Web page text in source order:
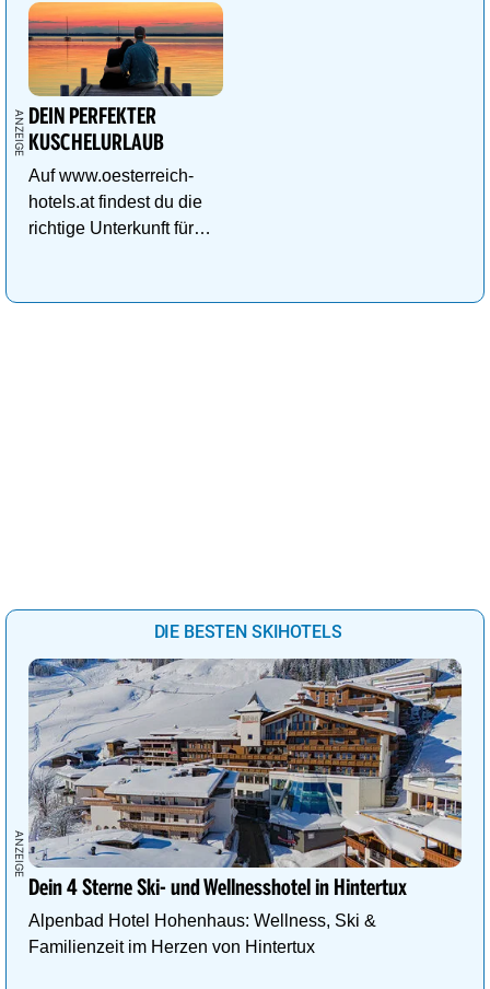
DEIN PERFEKTER
KUSCHELURLAUB
Auf www.oesterreich-
hotels.at findest du die
richtige Unterkunft für
DIE BESTEN SKIHOTELS
Dein 4 Sterne Ski- und Wellnesshotel in Hintertux
Alpenbad Hotel Hohenhaus: Wellness, Ski &
Familienzeit im Herzen von Hintertux